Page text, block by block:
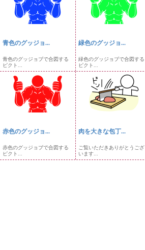
青色のグッジョ...
青色のグッジョブで合図する
ピクト...
緑色のグッジョ...
緑色のグッジョブで合図する
ピクト...
赤色のグッジョ...
赤色のグッジョブで合図する
ピクト...
肉を大きな包丁...
ご覧いただきありがとうござ
います...